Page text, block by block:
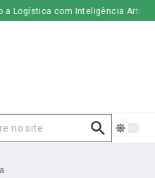
Logística com Inteligência Artificial